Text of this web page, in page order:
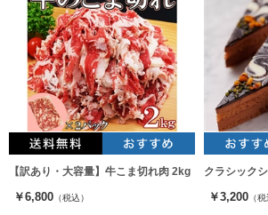
【訳あり・大容量】牛こま切れ肉 2kg
￥6,800 （税込）
クラシック
￥3,200 （税